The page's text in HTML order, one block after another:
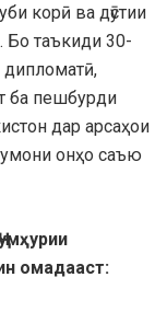
корӣ ва дӯстии
Бо таъкиди 30-
ба пешбурди
дар арсаҳои
онҳо саъю
омадааст: